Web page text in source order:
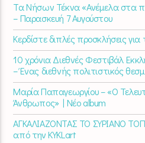
Τα Νήσων Τέκνα «Ανέμελα στα
– Παρασκευή 7 Αυγούστου
Κερδίστε διπλές προσκλήσεις
10 χρόνια Διεθνές Φεστιβάλ
– Ένας διεθνής πολιτιστικός
Μαρία Παπαγεωργίου – «Ο
Άνθρωπος» | Νέο album
ΑΓΚΑΛΙΑΖΟΝΤΑΣ ΤΟ ΣΥΡΙΑΝΟ
από την KYKLart